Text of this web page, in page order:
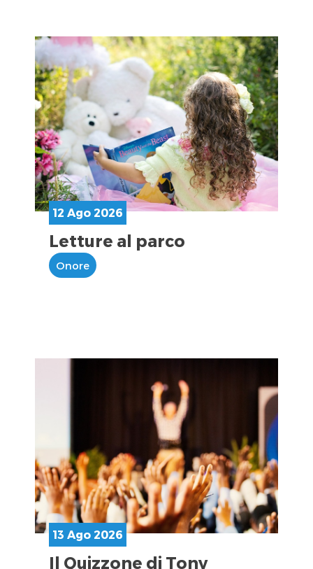
12 Ago 2026
Letture al parco
Onore
13 Ago 2026
Il Quizzone di Tony